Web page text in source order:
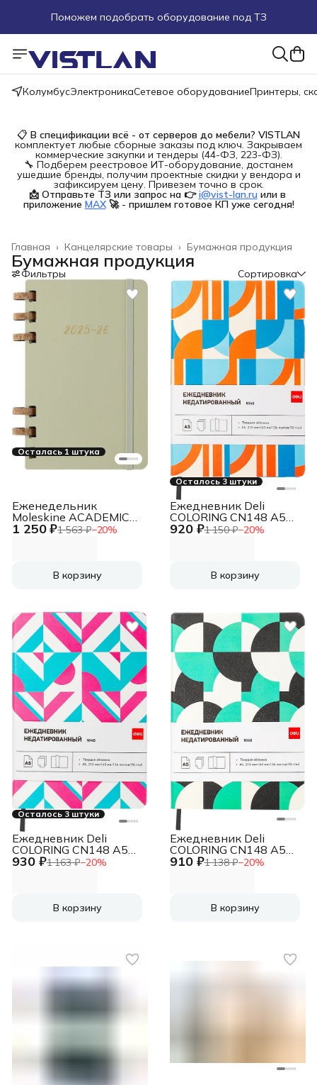
Поможем подобрать оборудование под ТЗ
Пуско-наладочные работы
Пришлите запрос на e-mail или в чат
КолумбусЭлектроникаСетевое оборудованиеПринтеры,
📋 В спецификации всё - от серверов до мебели? VISTLAN
комплектует любые сборные заказы под ключ. Закрываем
коммерческие закупки и тендеры (44-ФЗ, 223-ФЗ).
🔧 Подберем реестровое ИТ-оборудование, достанем
ушедшие бренды, получим проектные скидки у вендора и
зафиксируем цену. Привезем точно в срок.
📩 Отправьте ТЗ или запрос на 👉 i@vist-lan.ru или в
приложение MAX 🚀 - пришлем готовое КП уже сегодня!
Бумажная продукция
Канцелярские товары ›
Главная ›
Бумажная продукция
Фильтры Сортировка
Осталась 1 штука
1 250 ₽1 563 ₽−20%
Еженедельник
Moleskine ACADEMIC
SPIRAL Large
В корзину
Осталось 3 штуки
920 ₽1 150 ₽−20%
Ежедневник Deli
COLORING CN148 A5
обложка картон
В корзину
Осталось 3 штуки
930 ₽1 163 ₽−20%
Ежедневник Deli
COLORING CN148 A5
обложка картон
В корзину
910 ₽1 138 ₽−20%
Ежедневник Deli
COLORING CN148 A5
обложка картон
В корзину